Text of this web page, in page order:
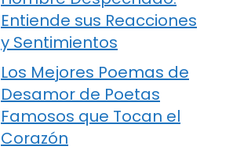
Entiende sus Reacciones
y Sentimientos
Los Mejores Poemas de
Desamor de Poetas
Famosos que Tocan el
Corazón